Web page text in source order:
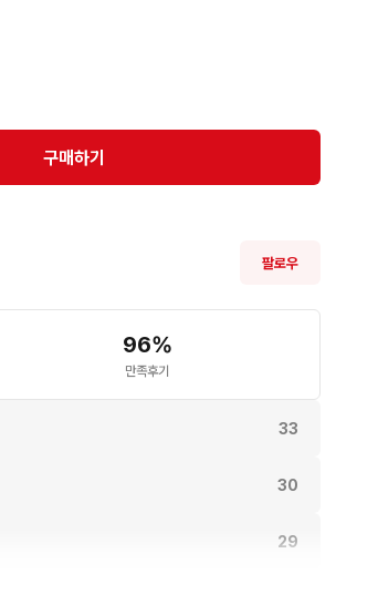
구매하기
팔로우
96%
만족후기
33
30
29